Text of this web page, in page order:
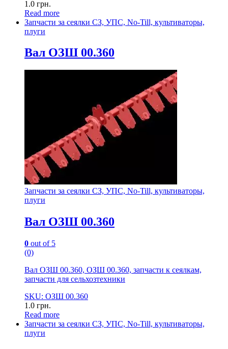
1.0 грн.
Read more
Запчасти за сеялки СЗ, УПС, No-Till, культиваторы,
плуги
Вал ОЗШ 00.360
Запчасти за сеялки СЗ, УПС, No-Till, культиваторы,
плуги
Вал ОЗШ 00.360
0 out of 5
(0)
Вал ОЗШ 00.360, ОЗШ 00.360, запчасти к сеялкам,
запчасти для сельхозтехники
SKU: ОЗШ 00.360
1.0 грн.
Read more
Запчасти за сеялки СЗ, УПС, No-Till, культиваторы,
плуги